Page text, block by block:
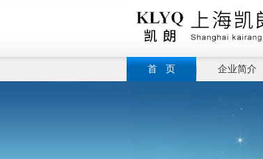
首 页 企业简介